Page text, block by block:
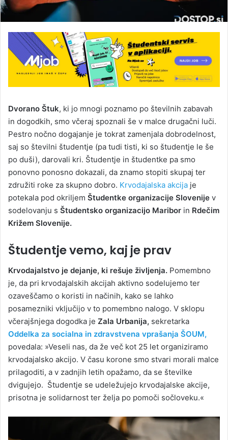
Dvorano Štuk, ki jo mnogi poznamo po številnih zabavah
in dogodkih, smo včeraj spoznali še v malce drugačni luči.
Pestro nočno dogajanje je tokrat zamenjala dobrodelnost,
saj so številni študentje (pa tudi tisti, ki so študentje le še
po duši), darovali kri. Študentje in študentke pa smo
ponovno ponosno dokazali, da znamo stopiti skupaj ter
združiti roke za skupno dobro. Krvodajalska akcija je
potekala pod okriljem Študentke organizacije Slovenije v
sodelovanju s Študentsko organizacijo Maribor in Rdečim
Križem Slovenije.
Študentje vemo, kaj je prav
Krvodajalstvo je dejanje, ki rešuje življenja. Pomembno
je, da pri krvodajalskih akcijah aktivno sodelujemo ter
ozaveščamo o koristi in načinih, kako se lahko
posamezniki vključijo v to pomembno nalogo. V sklopu
včerajšnjega dogodka je Zala Urbanija, sekretarka
Oddelka za socialna in zdravstvena vprašanja ŠOUM,
povedala: »Veseli nas, da že več kot 25 let organiziramo
krvodajalsko akcijo. V času korone smo stvari morali malce
prilagoditi, a v zadnjih letih opažamo, da se številke
dvigujejo. Študentje se udeležujejo krvodajalske akcije,
prisotna je solidarnost ter želja po pomoči sočloveku.«